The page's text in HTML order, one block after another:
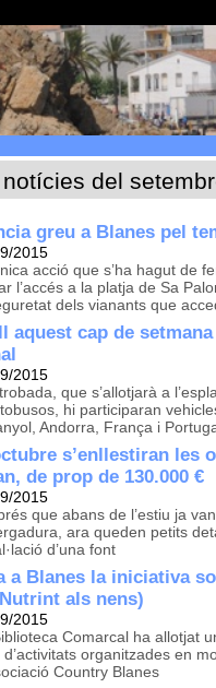
del
greu a Blanes pel
2015
acció que s’ha hagut de
l’accés a la platja de Sa
dels vianants que
aquest cap de
2015
que s’allotjarà a
hi participaran
Andorra, França i
s’enllestiran les
de prop de 130.000 €
2015
que abans de l’estiu ja
ara queden petits
d’una font
a Blanes la iniciativa
als nens)
2015
Comarcal ha allotjat
d’activitats organitzades en
Country Blanes